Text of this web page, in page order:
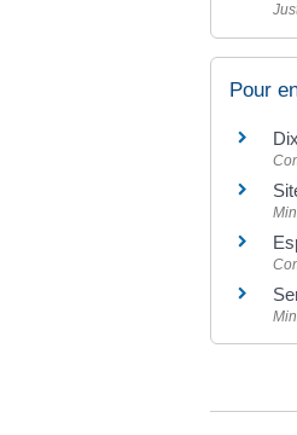
Pour